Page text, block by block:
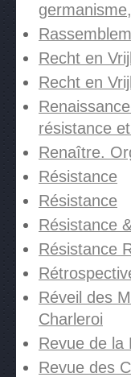
Recht en
Recht en
résistance
Renaître.
Résistance
Résistance
Résistance
Résistance
Réveil des
Charleroi
Revue de la
Revue des